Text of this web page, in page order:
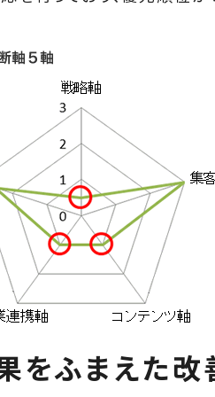
をふまえた改